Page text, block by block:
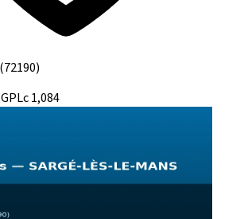
(72190)
GPLc1,084